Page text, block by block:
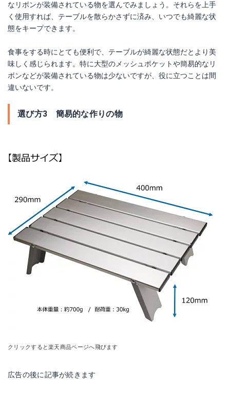
なリボンが装備されている物を選んでみましょう。それらを上手
く使用すれば、テーブルを散らかさずに済み、いつでも綺麗な状
態をキープできます。
食事をする時にとても便利で、テーブルが綺麗な状態だとより美
味しく感じられます。特に大型のメッシュポケットや簡易的なリ
ボンなどが装備されている物は少ないですが、役に立つことは間
違いないです。
選び方3 簡易的な作りの物
クリックすると楽天商品ページへ飛びます
広告の後に記事が続きます